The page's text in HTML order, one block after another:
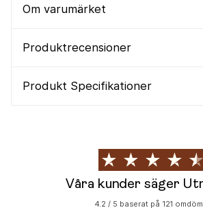
Om varumärket
Produktrecensioner
Produkt Specifikationer
Våra kunder säger
4.2 / 5 baserat på 121